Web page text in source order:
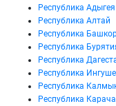
Республика Адыгея
Республика Алтай
Республика
Республика
Республика
Республика
Республика
Республика